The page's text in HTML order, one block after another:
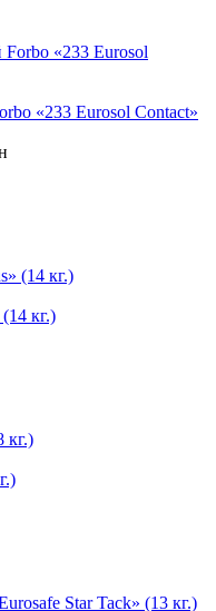
«233 Eurosol Contact»
кг.)